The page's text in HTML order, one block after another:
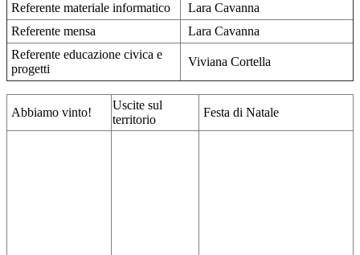
Referente materiale informatico
Lara Cavanna
Referente mensa
Lara Cavanna
Referente educazione civica e
progetti
Viviana Cortella
Abbiamo vinto!
Uscite sul
territorio
Festa di Natale